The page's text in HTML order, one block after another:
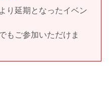
り延期となったイベン
もご参加いただけま